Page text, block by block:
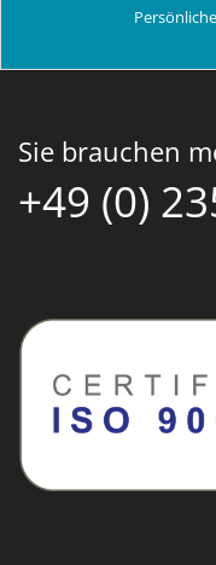
Sie brauchen
+49 (0)